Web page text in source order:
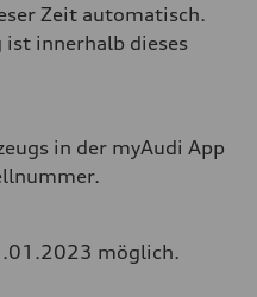
Zeit automatisch.
innerhalb dieses
in der myAudi App
möglich.